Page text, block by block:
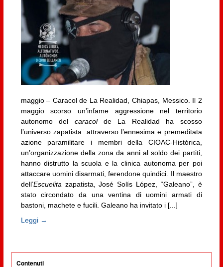
maggio – Caracol de La Realidad, Chiapas, Messico. Il 2
maggio scorso un’infame aggressione nel territorio
autonomo del caracolde La Realidad ha scosso
l’universo zapatista: attraverso l’ennesima e premeditata
azione paramilitare i membri della CIOAC-Histórica,
un’organizzazione della zona da anni al soldo dei partiti,
hanno distrutto la scuola e la clinica autonoma per poi
attaccare uomini disarmati, ferendone quindici. Il maestro
dell’Escuelitazapatista, José Solís López, “Galeano”, è
stato circondato da una ventina di uomini armati di
bastoni, machete e fucili. Galeano ha invitato i [...]
Leggi →
Contenuti